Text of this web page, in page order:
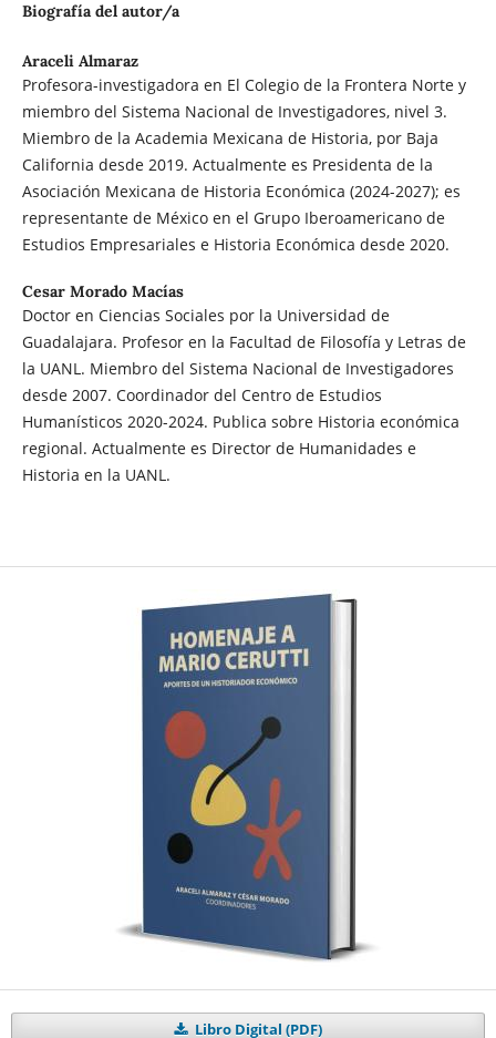
Biografía del autor/a
Araceli Almaraz
Profesora-investigadora en El Colegio de la Frontera Norte y
miembro del Sistema Nacional de Investigadores, nivel 3.
Miembro de la Academia Mexicana de Historia, por Baja
California desde 2019. Actualmente es Presidenta de la
Asociación Mexicana de Historia Económica (2024-2027); es
representante de México en el Grupo Iberoamericano de
Estudios Empresariales e Historia Económica desde 2020.
Cesar Morado Macías
Doctor en Ciencias Sociales por la Universidad de
Guadalajara. Profesor en la Facultad de Filosofía y Letras de
la UANL. Miembro del Sistema Nacional de Investigadores
desde 2007. Coordinador del Centro de Estudios
Humanísticos 2020-2024. Publica sobre Historia económica
regional. Actualmente es Director de Humanidades e
Historia en la UANL.
Libro Digital (PDF)